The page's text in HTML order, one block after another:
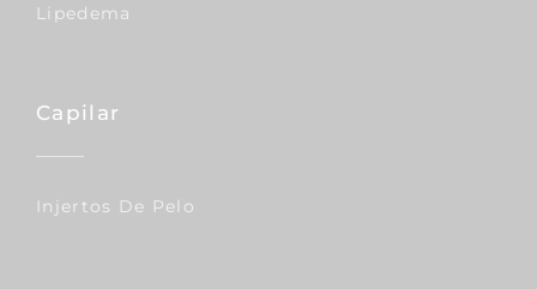
Lipedema
Capilar
Injertos De Pelo